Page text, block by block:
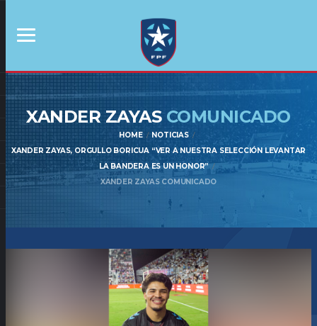
XANDER ZAYAS COMUNICADO
HOME
NOTICIAS
XANDER ZAYAS, ORGULLO BORICUA “VER A NUESTRA SELECCIÓN LEVANTAR
LA BANDERA ES UN HONOR”
XANDER ZAYAS COMUNICADO